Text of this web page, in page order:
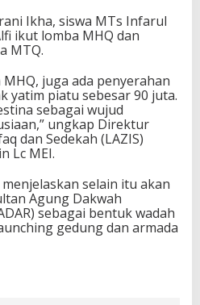
Ikha, siswa MTs Infarul
ikut lomba MHQ dan
MTQ.
juga ada penyerahan
yatim piatu sebesar 90 juta.
sebagai wujud
ungkap Direktur
dan Sedekah (LAZIS)
Lc MEI.
selain itu akan
Agung Dakwah
sebagai bentuk wadah
gedung dan armada